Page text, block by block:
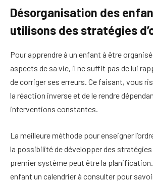
Désorganisation des
utilisons des stratégies
Pour apprendre à un enfant à être
aspects de sa vie, il ne suffit pas de lui
de corriger ses erreurs. Ce faisant, vous
la réaction inverse et de le rendre
interventions constantes.
La meilleure méthode pour enseigner
la possibilité de développer des stratégies
premier système peut être la
enfant un calendrier à consulter pour